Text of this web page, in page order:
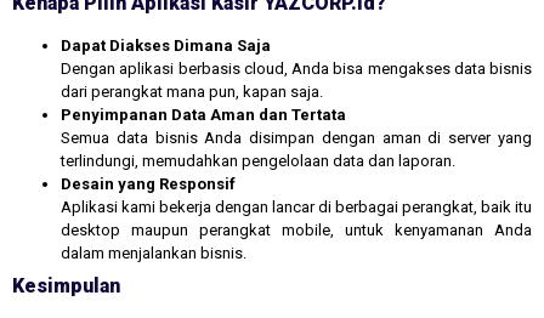
Dapat Diakses Dimana Saja
Dengan aplikasi berbasis cloud, Anda bisa mengakses data bisnis
dari perangkat mana pun, kapan saja.
Penyimpanan Data Aman dan Tertata
Semua data bisnis Anda disimpan dengan aman di server yang
terlindungi, memudahkan pengelolaan data dan laporan.
Desain yang Responsif
Aplikasi kami bekerja dengan lancar di berbagai perangkat, baik itu
desktop maupun perangkat mobile, untuk kenyamanan Anda
dalam menjalankan bisnis.
Kesimpulan